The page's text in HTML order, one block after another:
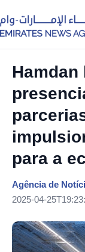
Hamdan
para a
Agência de
2025-04-